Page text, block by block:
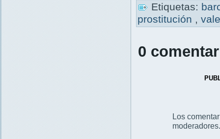
Etiquetas:
prostitución ,
0
Los
moderadores.